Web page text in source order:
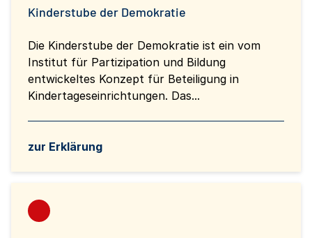
Kinderstube der Demokratie
Die Kinderstube der Demokratie ist ein vom
Institut für Partizipation und Bildung
entwickeltes Konzept für Beteiligung in
Kindertageseinrichtungen. Das...
zur Erklärung